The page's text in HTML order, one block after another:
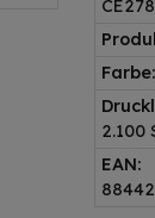
Farbe:
2.100
EAN: